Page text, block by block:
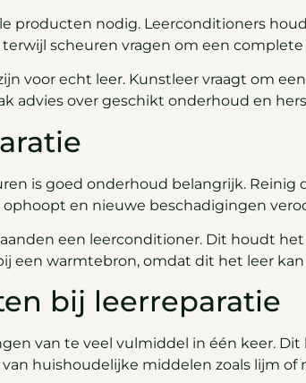
producten nodig. Leerconditioners
scheuren vragen om een
voor echt leer. Kunstleer vraagt om
advies over geschikt onderhoud en
is goed onderhoud belangrijk.
en nieuwe beschadigingen
een leerconditioner. Dit houdt
een warmtebron, omdat dit het leer
bij leerreparatie
van te veel vulmiddel in één keer.
huishoudelijke middelen zoals lijm